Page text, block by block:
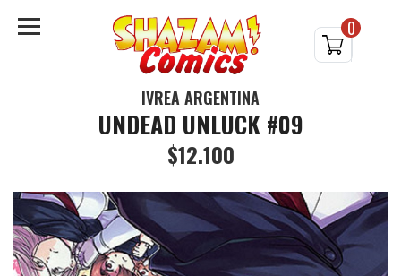
0
IVREA ARGENTINA
UNDEAD UNLUCK #09
$12.100